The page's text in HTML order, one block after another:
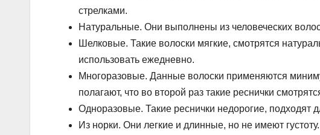
стрелками.
Натуральные. Они выполнены из человеческих
Шелковые. Такие волоски мягкие, смотрятся
использовать ежедневно.
Многоразовые. Данные волоски применяются
полагают, что во второй раз такие реснички
Одноразовые. Такие реснички недорогие, подходят
Из норки. Они легкие и длинные, но не имеют